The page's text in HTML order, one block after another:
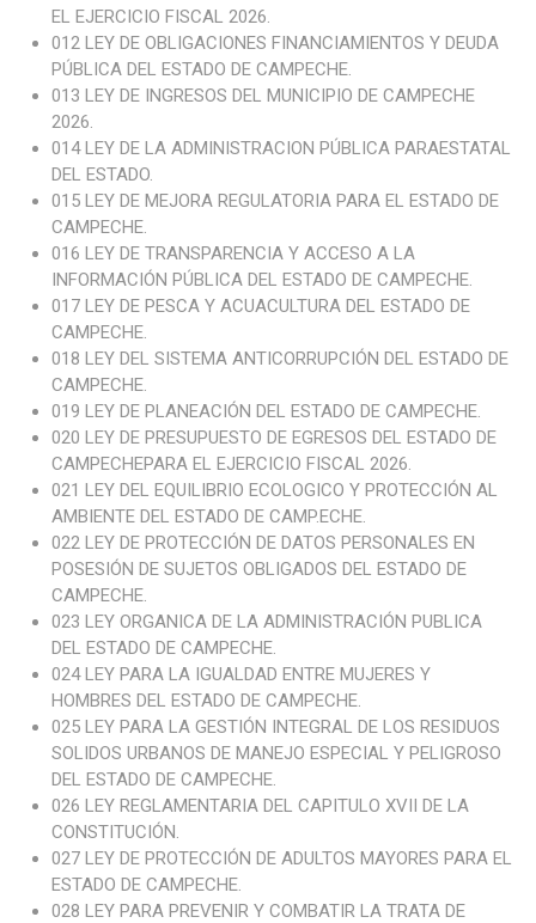
EL EJERCICIO FISCAL 2026.
012 LEY DE OBLIGACIONES FINANCIAMIENTOS Y DEUDA
PÚBLICA DEL ESTADO DE CAMPECHE.
013 LEY DE INGRESOS DEL MUNICIPIO DE CAMPECHE
2026.
014 LEY DE LA ADMINISTRACION PÚBLICA PARAESTATAL
DEL ESTADO.
015 LEY DE MEJORA REGULATORIA PARA EL ESTADO DE
CAMPECHE.
016 LEY DE TRANSPARENCIA Y ACCESO A LA
INFORMACIÓN PÚBLICA DEL ESTADO DE CAMPECHE.
017 LEY DE PESCA Y ACUACULTURA DEL ESTADO DE
CAMPECHE.
018 LEY DEL SISTEMA ANTICORRUPCIÓN DEL ESTADO DE
CAMPECHE.
019 LEY DE PLANEACIÓN DEL ESTADO DE CAMPECHE.
020 LEY DE PRESUPUESTO DE EGRESOS DEL ESTADO DE
CAMPECHEPARA EL EJERCICIO FISCAL 2026.
021 LEY DEL EQUILIBRIO ECOLOGICO Y PROTECCIÓN AL
AMBIENTE DEL ESTADO DE CAMP.ECHE.
022 LEY DE PROTECCIÓN DE DATOS PERSONALES EN
POSESIÓN DE SUJETOS OBLIGADOS DEL ESTADO DE
CAMPECHE.
023 LEY ORGANICA DE LA ADMINISTRACIÓN PUBLICA
DEL ESTADO DE CAMPECHE.
024 LEY PARA LA IGUALDAD ENTRE MUJERES Y
HOMBRES DEL ESTADO DE CAMPECHE.
025 LEY PARA LA GESTIÓN INTEGRAL DE LOS RESIDUOS
SOLIDOS URBANOS DE MANEJO ESPECIAL Y PELIGROSO
DEL ESTADO DE CAMPECHE.
026 LEY REGLAMENTARIA DEL CAPITULO XVII DE LA
CONSTITUCIÓN.
027 LEY DE PROTECCIÓN DE ADULTOS MAYORES PARA EL
ESTADO DE CAMPECHE.
028 LEY PARA PREVENIR Y COMBATIR LA TRATA DE